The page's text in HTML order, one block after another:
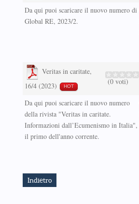
Da qui puoi scaricare il nuovo numero di
Global RE, 2023/2.
Veritas in caritate,
16/4 (2023)
HOT
(0 voti)
Da qui puoi scaricare il nuovo numero
della rivista "Veritas in caritate.
Informazioni dall’Ecumenismo in Italia",
il primo dell'anno corrente.
Indietro